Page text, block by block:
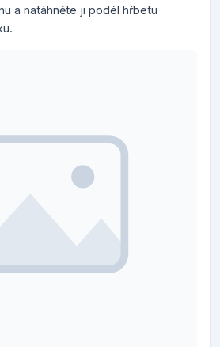
a natáhněte ji podél hřbetu